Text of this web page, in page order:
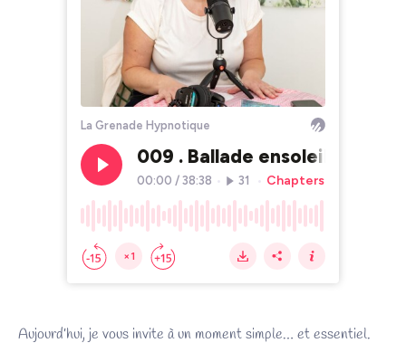
Aujourd’hui, je vous invite à un moment simple… et essentiel.